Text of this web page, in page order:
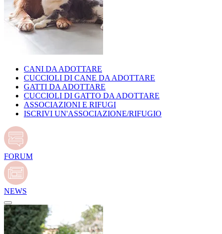
CANI DA ADOTTARE
CUCCIOLI DI CANE DA ADOTTARE
GATTI DA ADOTTARE
CUCCIOLI DI GATTO DA ADOTTARE
ASSOCIAZIONI E RIFUGI
ISCRIVI UN'ASSOCIAZIONE/RIFUGIO
FORUM
NEWS